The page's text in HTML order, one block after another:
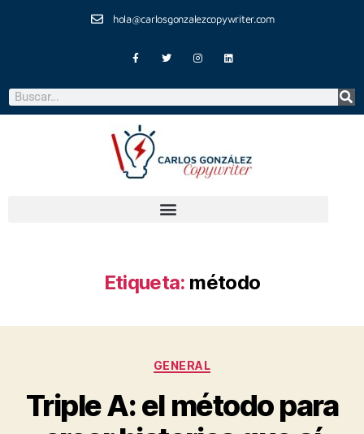
hola@carlosgonzalezcopywriter.com
Etiqueta: método
GENERAL
Triple A: el método para